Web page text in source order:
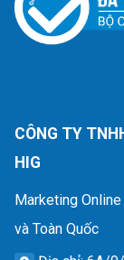
CÔNG TY
HIG
Marketing
và Toàn Quốc